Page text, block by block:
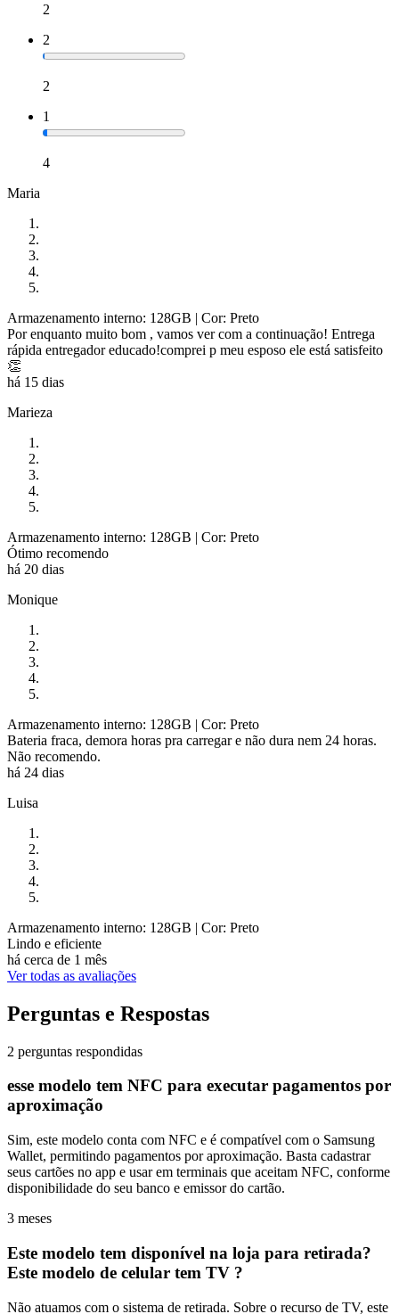
2
2
2
1
4
Maria
Armazenamento interno: 128GB | Cor: Preto
Por enquanto muito bom , vamos ver com a continuação! Entrega
rápida entregador educado!comprei p meu esposo ele está satisfeito
👏
há 15 dias
Marieza
Armazenamento interno: 128GB | Cor: Preto
Ótimo recomendo
há 20 dias
Monique
Armazenamento interno: 128GB | Cor: Preto
Bateria fraca, demora horas pra carregar e não dura nem 24 horas.
Não recomendo.
há 24 dias
Luisa
Armazenamento interno: 128GB | Cor: Preto
Lindo e eficiente
há cerca de 1 mês
Ver todas as avaliações
Perguntas e Respostas
2 perguntas respondidas
esse modelo tem NFC para executar pagamentos por
aproximação
Sim, este modelo conta com NFC e é compatível com o Samsung
Wallet, permitindo pagamentos por aproximação. Basta cadastrar
seus cartões no app e usar em terminais que aceitam NFC, conforme
disponibilidade do seu banco e emissor do cartão.
3 meses
Este modelo tem disponível na loja para retirada?
Este modelo de celular tem TV ?
Não atuamos com o sistema de retirada. Sobre o recurso de TV, este